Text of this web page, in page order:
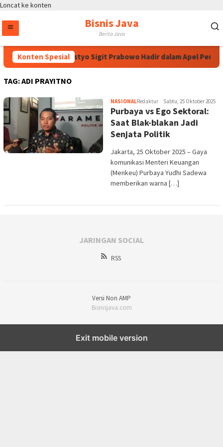
Loncat ke konten
Bisnis Java
Berita Java
Konten Spesial
Kapolri Jenderal Listyo Sigit Prabowo Hadir dalam Apel
TAG:ADI PRAYITNO
NASIONALRedaktur Sabtu, 25 Oktober 2025
Purbaya vs Ego Sektoral:
Saat Blak-blakan Jadi
Senjata Politik
Jakarta, 25 Oktober 2025 – Gaya
komunikasi Menteri Keuangan
(Menkeu) Purbaya Yudhi Sadewa
memberikan warna […]
JARINGAN SOCIAL
RSS
Versi Non AMP
Bisnisjava.com
Exit mobile version